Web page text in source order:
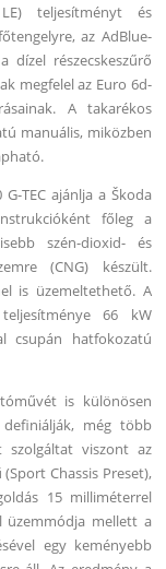
teljesítményt és
az AdBlue-
dízel részecskeszűrő
megfelel az Euro 6d-
A takarékos
manuális, miközben
TEC ajánlja a Škoda
főleg a
szén-dioxid- és
(CNG) készült.
is üzemeltethető. A
66 kW
csupán hatfokozatú
is különösen
definiálják, még több
szolgáltat viszont az
Chassis Preset),
15 milliméterrel
üzemmódja mellett a
egy keményebb